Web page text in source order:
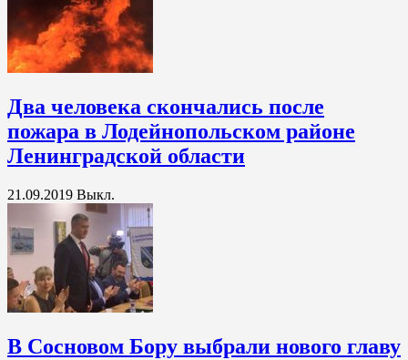
Два человека скончались после
пожара в Лодейнопольском районе
Ленинградской области
21.09.2019 Выкл.
В Сосновом Бору выбрали нового главу